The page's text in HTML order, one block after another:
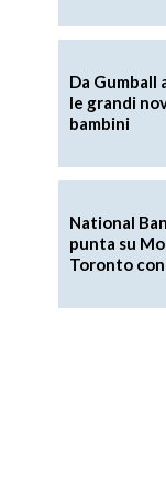
Da Gumball
le grandi
bambini
National
punta su
Toronto